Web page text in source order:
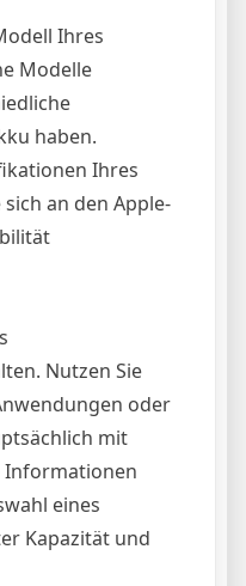
Ihres
Modelle
haben.
Ihres
an den Apple-
Nutzen Sie
oder
mit
Informationen
eines
Kapazität und